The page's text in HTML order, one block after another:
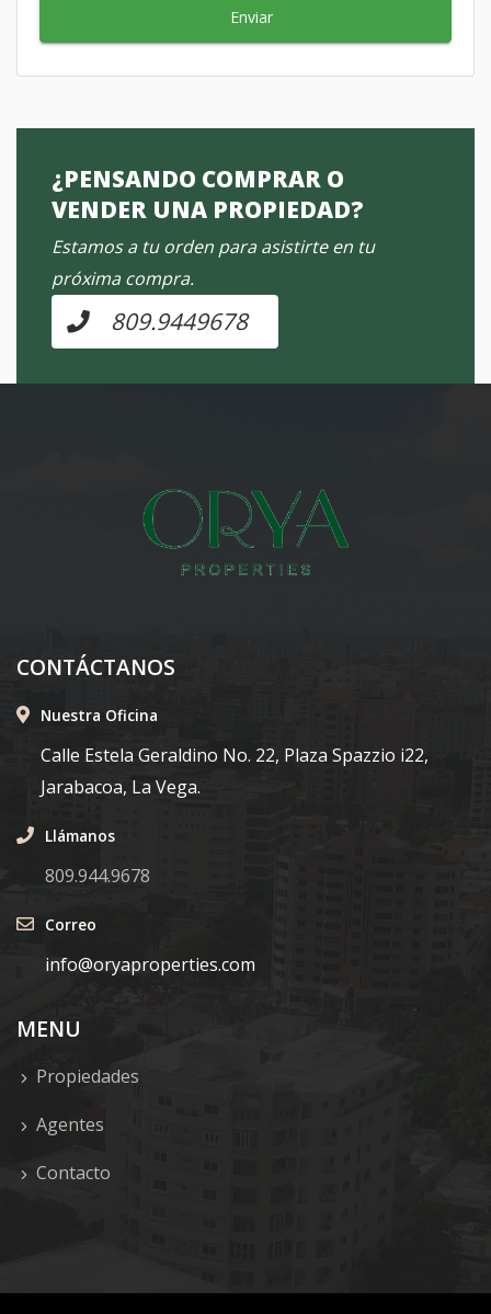
Enviar
¿PENSANDO COMPRAR O
VENDER UNA PROPIEDAD?
Estamos a tu orden para asistirte en tu
próxima compra.
809.9449678
CONTÁCTANOS
Nuestra Oficina
Calle Estela Geraldino No. 22, Plaza Spazzio i22,
Jarabacoa, La Vega.
Llámanos
809.944.9678
Correo
info@oryaproperties.com
MENU
Propiedades
Agentes
Contacto